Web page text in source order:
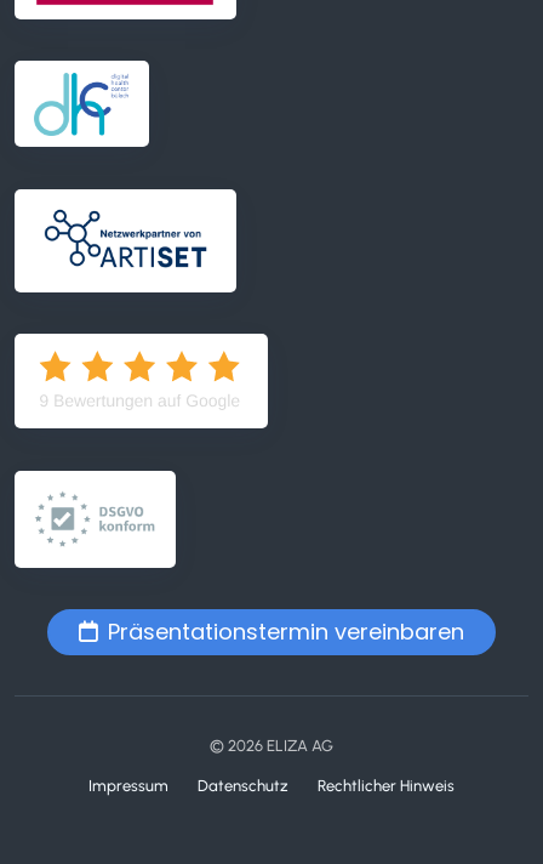
Präsentationstermin vereinbaren
© 2026 ELIZA AG
Impressum Datenschutz Rechtlicher Hinweis